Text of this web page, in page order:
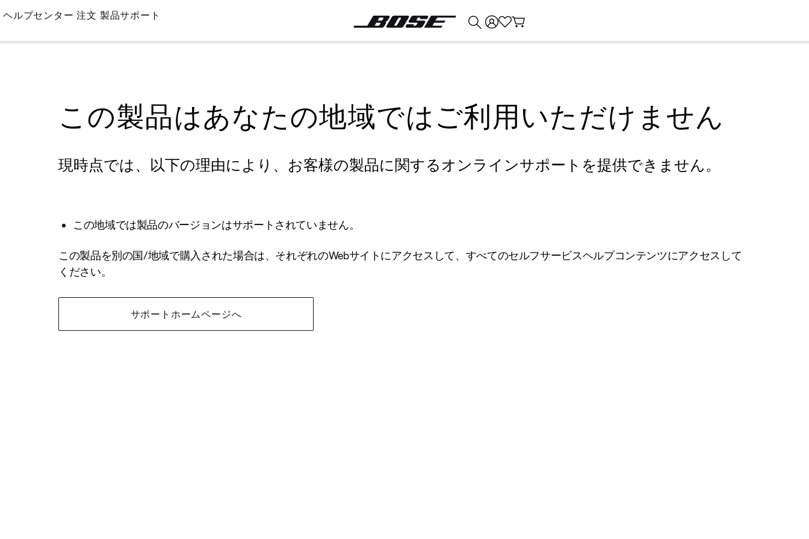
Skip
Main
ヘルプセンター 注文 製品サポート
この製品はあなたの地域ではご利用いただけません
現時点では、以下の理由により、お客様の製品に関するオンラインサポートを提供できません。
この地域では製品のバージョンはサポートされていません。
この製品を別の国/地域で購入された場合は、それぞれのWebサイトにアクセスして、すべてのセルフサービスヘルプコンテンツにアクセスして
ください。
サポートホームページへ